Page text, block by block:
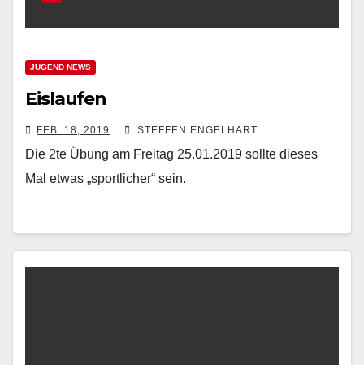
JUGEND NEWS
Eislaufen
FEB. 18, 2019 STEFFEN ENGELHART
Die 2te Übung am Freitag 25.01.2019 sollte dieses
Mal etwas „sportlicher“ sein.